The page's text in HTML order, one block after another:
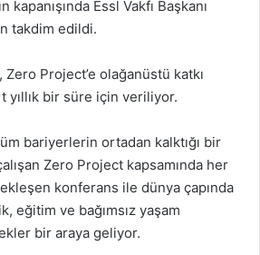
kapanışında Essl Vakfı Başkanı
takdim edildi.
Zero Project’e olağanüstü katkı
yıllık bir süre için veriliyor.
bariyerlerin ortadan kalktığı bir
Zero Project kapsamında her
konferans ile dünya çapında
eğitim ve bağımsız yaşam
bir araya geliyor.